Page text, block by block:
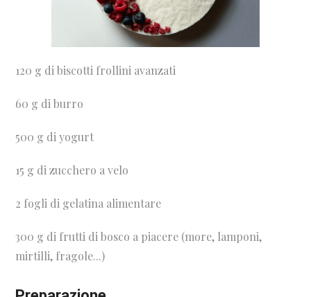
120 g di biscotti frollini avanzati
60 g di burro
500 g di yogurt
15 g di zucchero a velo
2 fogli di gelatina alimentare
300 g di frutti di bosco a piacere (more, lamponi,
mirtilli, fragole...)